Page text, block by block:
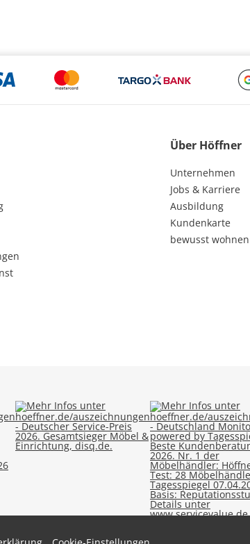
Über Höffner
Unternehmen
Jobs & Karriere
Ausbildung
Kundenkarte
bewusst wohnen